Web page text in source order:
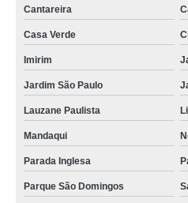
Cantareira
Casa Verde
Imirim
Jardim São Paulo
Lauzane Paulista
Mandaqui
Parada Inglesa
Parque São Domingos